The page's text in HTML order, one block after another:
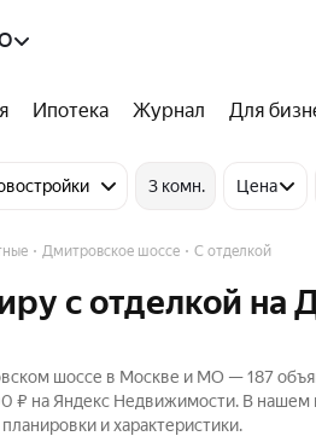
Ипотека Журнал Для
3 комн. Цена
Дмитровское шоссе С отделкой
с отделкой на
шоссе в Москве и МО — 187
на Яндекс Недвижимости. В нашем
и характеристики.